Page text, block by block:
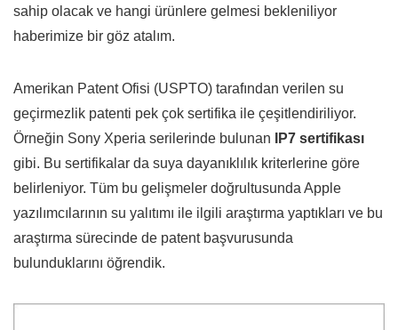
sahip olacak ve hangi ürünlere gelmesi bekleniliyor
haberimize bir göz atalım.
Amerikan Patent Ofisi (USPTO) tarafından verilen su
geçirmezlik patenti pek çok sertifika ile çeşitlendiriliyor.
Örneğin Sony Xperia serilerinde bulunan
IP7 sertifikası
gibi. Bu sertifikalar da suya dayanıklılık kriterlerine göre
belirleniyor. Tüm bu gelişmeler doğrultusunda Apple
yazılımcılarının su yalıtımı ile ilgili araştırma yaptıkları ve bu
araştırma sürecinde de patent başvurusunda
bulunduklarını öğrendik.